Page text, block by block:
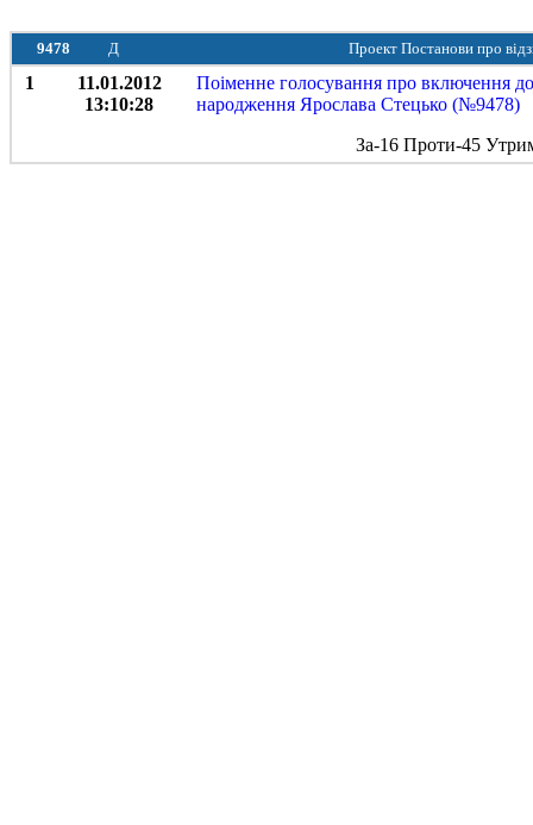
9478 Д Проект Постанови про
1
11.01.2012
13:10:28
Поіменне голосування про включення
народження Ярослава Стецько (№9478)
За-16 Проти-45